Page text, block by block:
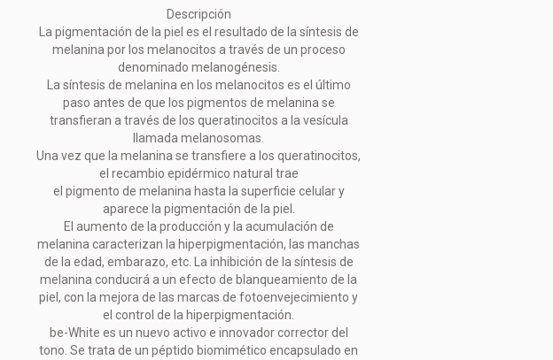
Descripción
La pigmentación de la piel es el resultado de la síntesis de
melanina por los melanocitos a través de un proceso
denominado melanogénesis.
La síntesis de melanina en los melanocitos es el último
paso antes de que los pigmentos de melanina se
transfieran a través de los queratinocitos a la vesícula
llamada melanosomas.
Una vez que la melanina se transfiere a los queratinocitos,
el recambio epidérmico natural trae
el pigmento de melanina hasta la superficie celular y
aparece la pigmentación de la piel.
El aumento de la producción y la acumulación de
melanina caracterizan la hiperpigmentación, las manchas
de la edad, embarazo, etc. La inhibición de la síntesis de
melanina conducirá a un efecto de blanqueamiento de la
piel, con la mejora de las marcas de fotoenvejecimiento y
el control de la hiperpigmentación.
be-White es un nuevo activo e innovador corrector del
tono. Se trata de un péptido biomimético encapsulado en